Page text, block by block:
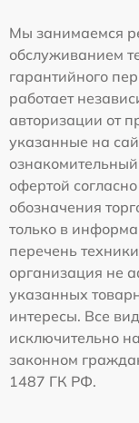
Мы занимаемся
обслуживанием
гарантийного
работает
авторизации от
указанные на
офертой
обозначения
только в
перечень
организация не
указанных
интересы. Все
исключительно
законном
1487 ГК РФ.